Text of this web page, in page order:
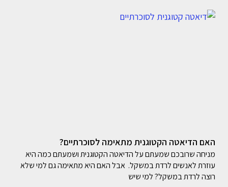
האם הדיאטה הקטוגנית מתאימה לסוכרתיים?
מניחה שרובכם שמעתם על הדיאטה הקטוגנית ושמעתם כמה היא
עוזרת לאנשים לרדת במשקל. אבל האם היא מתאימה גם למי שלא
רוצה לרדת במשקל? למי שיש